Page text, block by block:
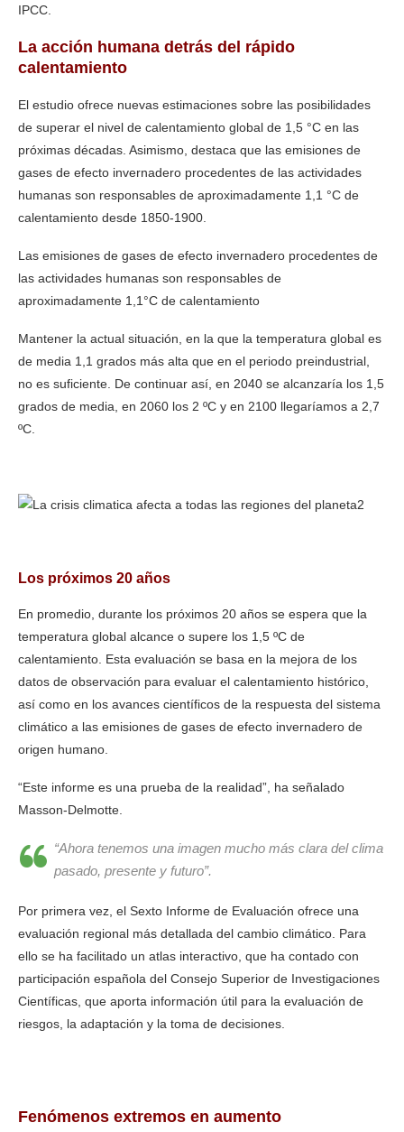
IPCC.
La acción humana detrás del rápido
calentamiento
El estudio ofrece nuevas estimaciones sobre las posibilidades
de superar el nivel de calentamiento global de 1,5 °C en las
próximas décadas. Asimismo, destaca que las emisiones de
gases de efecto invernadero procedentes de las actividades
humanas son responsables de aproximadamente 1,1 °C de
calentamiento desde 1850-1900.
Las emisiones de gases de efecto invernadero procedentes de
las actividades humanas son responsables de
aproximadamente 1,1°C de calentamiento
Mantener la actual situación, en la que la temperatura global es
de media 1,1 grados más alta que en el periodo preindustrial,
no es suficiente. De continuar así, en 2040 se alcanzaría los 1,5
grados de media, en 2060 los 2 ºC y en 2100 llegaríamos a 2,7
ºC.
Los próximos 20 años
En promedio, durante los próximos 20 años se espera que la
temperatura global alcance o supere los 1,5 ºC de
calentamiento. Esta evaluación se basa en la mejora de los
datos de observación para evaluar el calentamiento histórico,
así como en los avances científicos de la respuesta del sistema
climático a las emisiones de gases de efecto invernadero de
origen humano.
“Este informe es una prueba de la realidad”, ha señalado
Masson-Delmotte.
“Ahora tenemos una imagen mucho más clara del clima
pasado, presente y futuro”.
Por primera vez, el Sexto Informe de Evaluación ofrece una
evaluación regional más detallada del cambio climático. Para
ello se ha facilitado un atlas interactivo, que ha contado con
participación española del Consejo Superior de Investigaciones
Científicas, que aporta información útil para la evaluación de
riesgos, la adaptación y la toma de decisiones.
Fenómenos extremos en aumento